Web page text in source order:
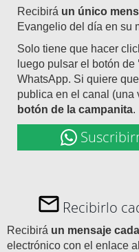
Recibirá un único
Evangelio del día en su
Solo tiene que hacer
luego pulsar el botón de
WhatsApp. Si quiere
publica en el canal (una
botón de la campanita.
Recibirlo
Recibirá un mensaje
electrónico con el enlace